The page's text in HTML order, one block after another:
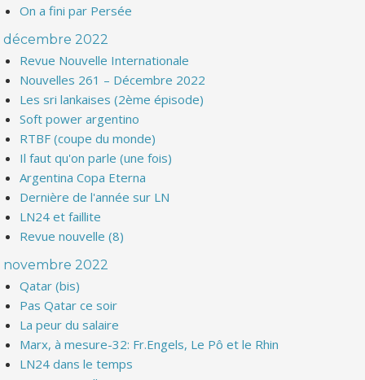
On a fini par Persée
décembre 2022
Revue Nouvelle Internationale
Nouvelles 261 – Décembre 2022
Les sri lankaises (2ème épisode)
Soft power argentino
RTBF (coupe du monde)
Il faut qu'on parle (une fois)
Argentina Copa Eterna
Dernière de l'année sur LN
LN24 et faillite
Revue nouvelle (8)
novembre 2022
Qatar (bis)
Pas Qatar ce soir
La peur du salaire
Marx, à mesure-32: Fr.Engels, Le Pô et le Rhin
LN24 dans le temps